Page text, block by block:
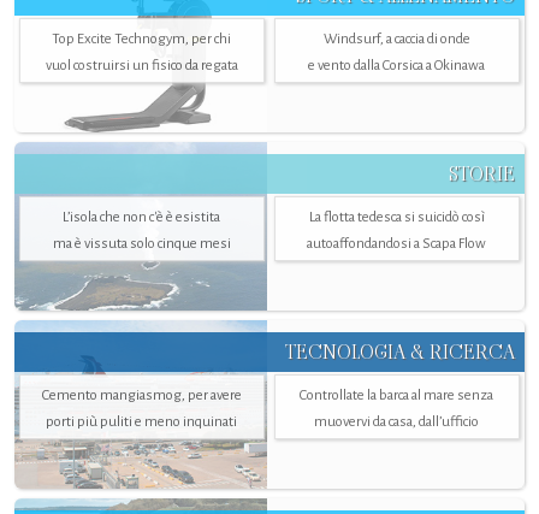
Top Excite Technogym, per chi
vuol costruirsi un fisico da regata
Windsurf, a caccia di onde
e vento dalla Corsica a Okinawa
STORIE
L’isola che non c'è è esistita
ma è vissuta solo cinque mesi
La flotta tedesca si suicidò così
autoaffondandosi a Scapa Flow
TECNOLOGIA & RICERCA
Cemento mangiasmog, per avere
porti più puliti e meno inquinati
Controllate la barca al mare senza
muovervi da casa, dall’ufficio